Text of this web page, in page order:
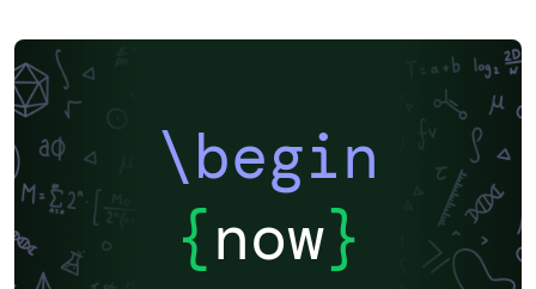
\begin
{now}